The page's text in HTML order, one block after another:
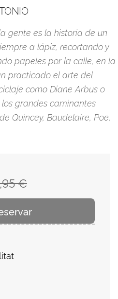
gente es la historia de un
a lápiz, recortando y
papeles por la calle, en la
practicado el arte del
como Diane Arbus o
grandes caminantes
Quincey, Baudelaire, Poe,
€